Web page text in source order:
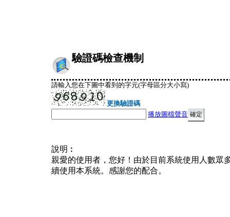
驗證碼檢查機制
請輸入您在下圖中看到的字元(字母區分大小寫)
更換驗證碼
播放圖檔聲音
說明︰
親愛的使用者，您好！由於目前系統使用人數眾
續使用本系統。感謝您的配合。